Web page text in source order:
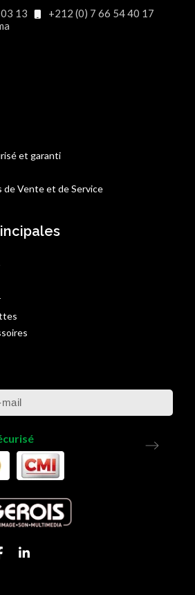
13
+212 (0) 7 66 54 40 17
et garanti
de Vente et de Service